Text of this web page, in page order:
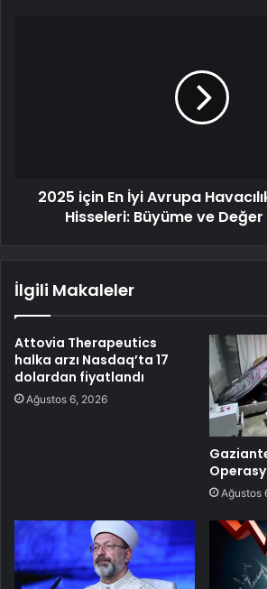
2025 için En İyi Avrupa
Hisseleri: Büyüme ve
İlgili Makaleler
Attovia Therapeutics
halka arzı Nasdaq’ta 17
dolardan fiyatlandı
Ağustos 6, 2026
Ağustos